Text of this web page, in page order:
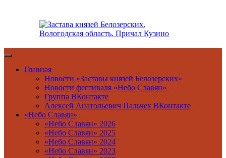
содержимому
Главная
Новости «Заставы князей Белозерских»
Новости фестиваля «Небо Славян»
Группа ВКонтакте
Алексей Анатольевич Пальчех ВКонтакте
«Небо Славян»
«Небо Славян» 2026
«Небо Славян» 2025
«Небо Славян» 2024
«Небо Славян» 2023